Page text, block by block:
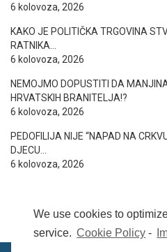
We use cookies to
service. Cookie Policy -
6 kolovoza, 2026
KAKO JE POLITIČKA TRGOVINA
RATNIKA…
6 kolovoza, 2026
NEMOJMO DOPUSTITI DA
HRVATSKIH BRANITELJA!?
6 kolovoza, 2026
PEDOFILIJA NIJE “NAPAD NA
DJECU…
6 kolovoza, 2026